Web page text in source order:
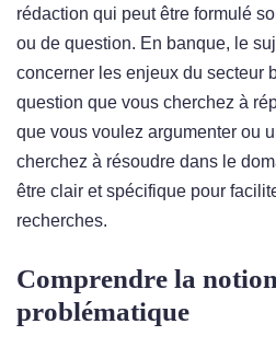
rédaction qui peut être formulé
ou de question. En banque, le
concerner les enjeux du secteur
question que vous cherchez à
que vous voulez argumenter ou
cherchez à résoudre dans le
être clair et spécifique pour
recherches.
Comprendre la
problématique